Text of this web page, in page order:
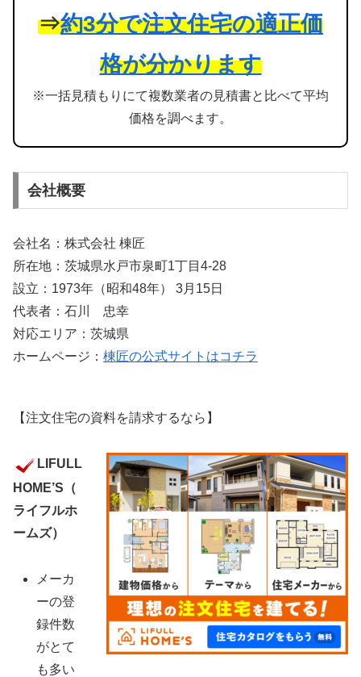
⇒約3分で注文住宅の適正価
格が分かります
※一括見積もりにて複数業者の見積書と比べて平均
価格を調べます。
会社概要
会社名：株式会社 棟匠
所在地：茨城県水戸市泉町1丁目4-28
設立：1973年（昭和48年） 3月15日
代表者：石川 忠幸
対応エリア：茨城県
ホームページ： 棟匠の公式サイトはコチラ
【注文住宅の資料を請求するなら】
LIFULL
HOME’S（
ライフルホ
ームズ）
メーカ
ーの登
録件数
がとて
も多い